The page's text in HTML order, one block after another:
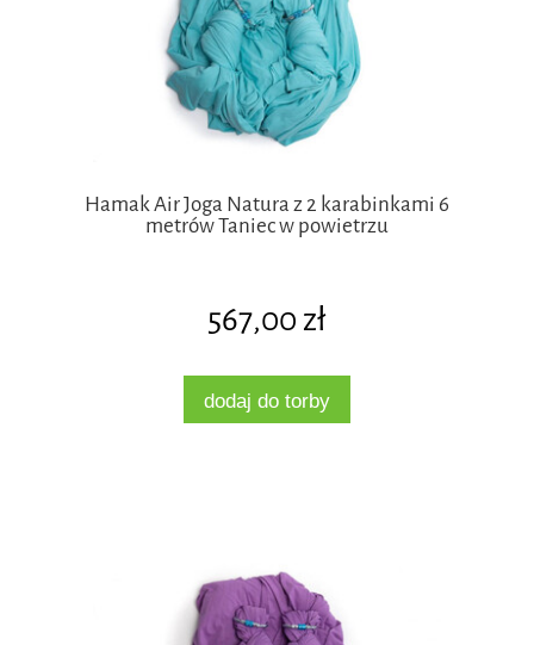
Hamak Air Joga Natura z 2 karabinkami 6
metrów Taniec w powietrzu
567,00 zł
dodaj do torby